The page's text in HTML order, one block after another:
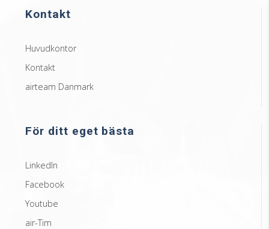
Kontakt
Huvudkontor
Kontakt
airteam Danmark
För ditt eget bästa
LinkedIn
Facebook
Youtube
air-Tim